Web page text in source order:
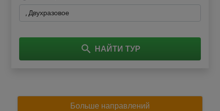
Двухразовое
НАЙТИ ТУР
Больше направлений